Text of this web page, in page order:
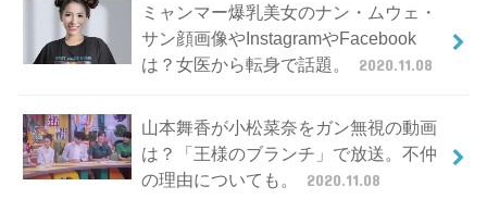
ミャンマー爆乳美女のナン・ムウェ・
サン顔画像やInstagramやFacebook
は？女医から転身で話題。
2020.11.08
山本舞香が小松菜奈をガン無視の動画
は？「王様のブランチ」で放送。不仲
の理由についても。
2020.11.08